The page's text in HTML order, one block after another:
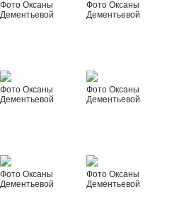
Фото Оксаны
Дементьевой
Фото Оксаны
Дементьевой
Фото Оксаны
Дементьевой
Фото Оксаны
Дементьевой
Фото Оксаны
Дементьевой
Фото Оксаны
Дементьевой